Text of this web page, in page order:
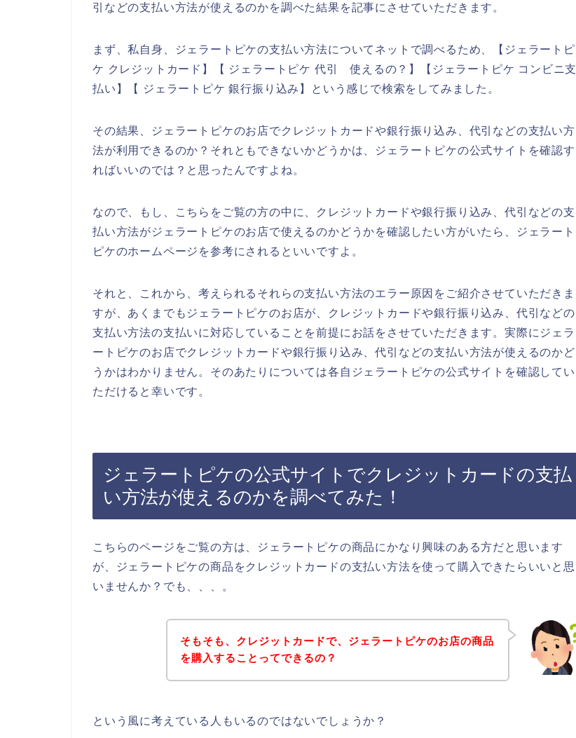
引などの支払い方法が使えるのかを調べた結果を記事にさせていただきます。
まず、私自身、ジェラートピケの支払い方法についてネットで調べるため、【ジェラートピ
ケ クレジットカード】【 ジェラートピケ 代引 使えるの？】【ジェラートピケ コンビニ支
払い】【 ジェラートピケ 銀行振り込み】という感じで検索をしてみました。
その結果、ジェラートピケのお店でクレジットカードや銀行振り込み、代引などの支払い方
法が利用できるのか？それともできないかどうかは、ジェラートピケの公式サイトを確認す
ればいいのでは？と思ったんですよね。
なので、もし、こちらをご覧の方の中に、クレジットカードや銀行振り込み、代引などの支
払い方法がジェラートピケのお店で使えるのかどうかを確認したい方がいたら、ジェラート
ピケのホームページを参考にされるといいですよ。
それと、これから、考えられるそれらの支払い方法のエラー原因をご紹介させていただきま
すが、あくまでもジェラートピケのお店が、クレジットカードや銀行振り込み、代引などの
支払い方法の支払いに対応していることを前提にお話をさせていただきます。実際にジェラ
ートピケのお店でクレジットカードや銀行振り込み、代引などの支払い方法が使えるのかど
うかはわかりません。そのあたりについては各自ジェラートピケの公式サイトを確認してい
ただけると幸いです。
ジェラートピケの公式サイトでクレジットカードの支払
い方法が使えるのかを調べてみた！
こちらのページをご覧の方は、ジェラートピケの商品にかなり興味のある方だと思います
が、ジェラートピケの商品をクレジットカードの支払い方法を使って購入できたらいいと思
いませんか？でも、、、。
そもそも、クレジットカードで、ジェラートピケのお店の商品
を購入することってできるの？
という風に考えている人もいるのではないでしょうか？